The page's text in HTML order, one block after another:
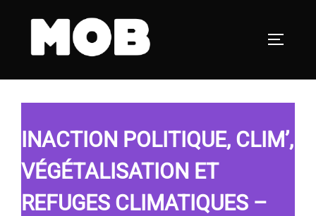
INACTION POLITIQUE, CLIM’,
VÉGÉTALISATION ET
REFUGES CLIMATIQUES –